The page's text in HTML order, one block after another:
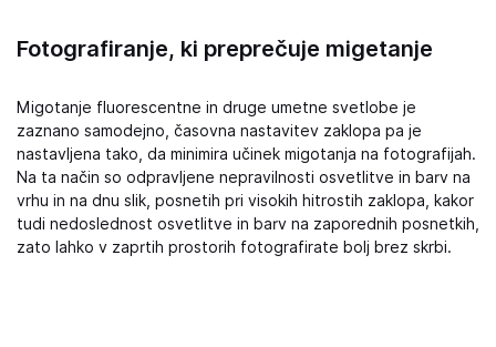
Fotografiranje, ki preprečuje migetanje
Migotanje fluorescentne in druge umetne svetlobe je
zaznano samodejno, časovna nastavitev zaklopa pa je
nastavljena tako, da minimira učinek migotanja na fotografijah.
Na ta način so odpravljene nepravilnosti osvetlitve in barv na
vrhu in na dnu slik, posnetih pri visokih hitrostih zaklopa, kakor
tudi nedoslednost osvetlitve in barv na zaporednih posnetkih,
zato lahko v zaprtih prostorih fotografirate bolj brez skrbi.